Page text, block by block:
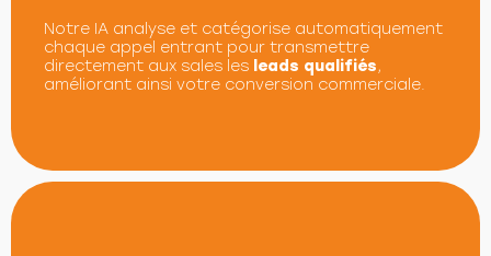
Notre IA analyse et catégorise automatiquement
chaque appel entrant pour transmettre
directement aux sales les leads qualifiés,
améliorant ainsi votre conversion commerciale.